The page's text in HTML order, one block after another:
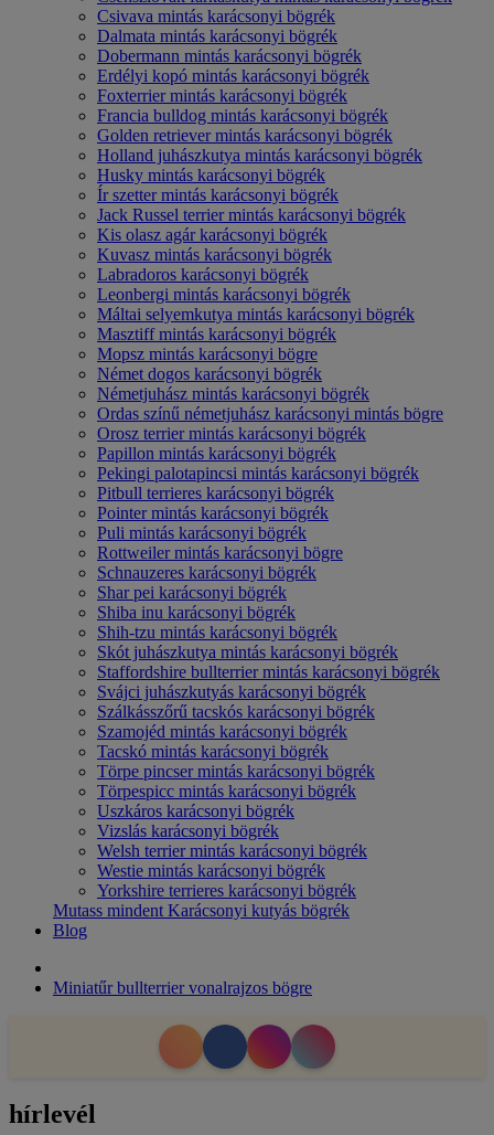
Csivava mintás karácsonyi bögrék
Dalmata mintás karácsonyi bögrék
Dobermann mintás karácsonyi bögrék
Erdélyi kopó mintás karácsonyi bögrék
Foxterrier mintás karácsonyi bögrék
Francia bulldog mintás karácsonyi bögrék
Golden retriever mintás karácsonyi bögrék
Holland juhászkutya mintás karácsonyi bögrék
Husky mintás karácsonyi bögrék
Ír szetter mintás karácsonyi bögrék
Jack Russel terrier mintás karácsonyi bögrék
Kis olasz agár karácsonyi bögrék
Kuvasz mintás karácsonyi bögrék
Labradoros karácsonyi bögrék
Leonbergi mintás karácsonyi bögrék
Máltai selyemkutya mintás karácsonyi bögrék
Masztiff mintás karácsonyi bögrék
Mopsz mintás karácsonyi bögre
Német dogos karácsonyi bögrék
Németjuhász mintás karácsonyi bögrék
Ordas színű németjuhász karácsonyi mintás bögre
Orosz terrier mintás karácsonyi bögrék
Papillon mintás karácsonyi bögrék
Pekingi palotapincsi mintás karácsonyi bögrék
Pitbull terrieres karácsonyi bögrék
Pointer mintás karácsonyi bögrék
Puli mintás karácsonyi bögrék
Rottweiler mintás karácsonyi bögre
Schnauzeres karácsonyi bögrék
Shar pei karácsonyi bögrék
Shiba inu karácsonyi bögrék
Shih-tzu mintás karácsonyi bögrék
Skót juhászkutya mintás karácsonyi bögrék
Staffordshire bullterrier mintás karácsonyi bögrék
Svájci juhászkutyás karácsonyi bögrék
Szálkásszőrű tacskós karácsonyi bögrék
Szamojéd mintás karácsonyi bögrék
Tacskó mintás karácsonyi bögrék
Törpe pincser mintás karácsonyi bögrék
Törpespicc mintás karácsonyi bögrék
Uszkáros karácsonyi bögrék
Vizslás karácsonyi bögrék
Welsh terrier mintás karácsonyi bögrék
Westie mintás karácsonyi bögrék
Yorkshire terrieres karácsonyi bögrék
Mutass mindent Karácsonyi kutyás bögrék
Blog
Miniatűr bullterrier vonalrajzos bögre
hírlevél